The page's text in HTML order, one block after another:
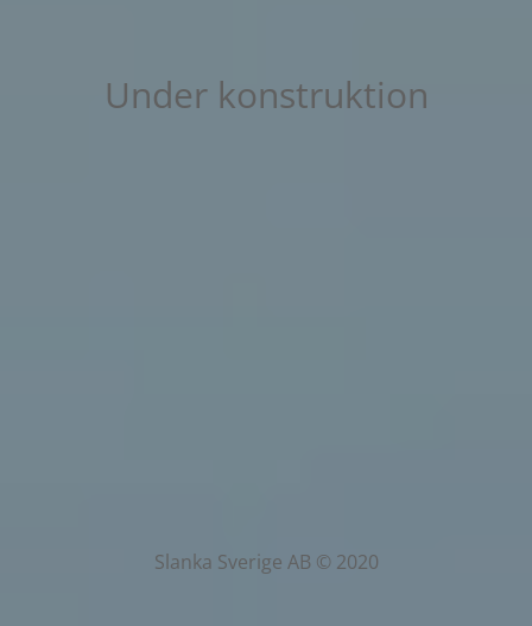
Under konstruktion
Slanka Sverige AB © 2020